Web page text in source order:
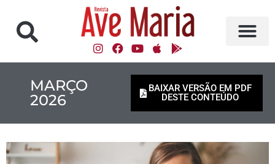
MARÇO
2026
BAIXAR VERSÃO EM PDF
DESTE CONTEÚDO